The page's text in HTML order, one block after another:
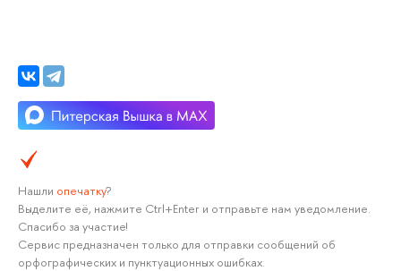
Нашли опечатку?
Выделите её, нажмите Ctrl+Enter и отправьте нам уведомление.
Спасибо за участие!
Сервис предназначен только для отправки сообщений об
орфографических и пунктуационных ошибках.